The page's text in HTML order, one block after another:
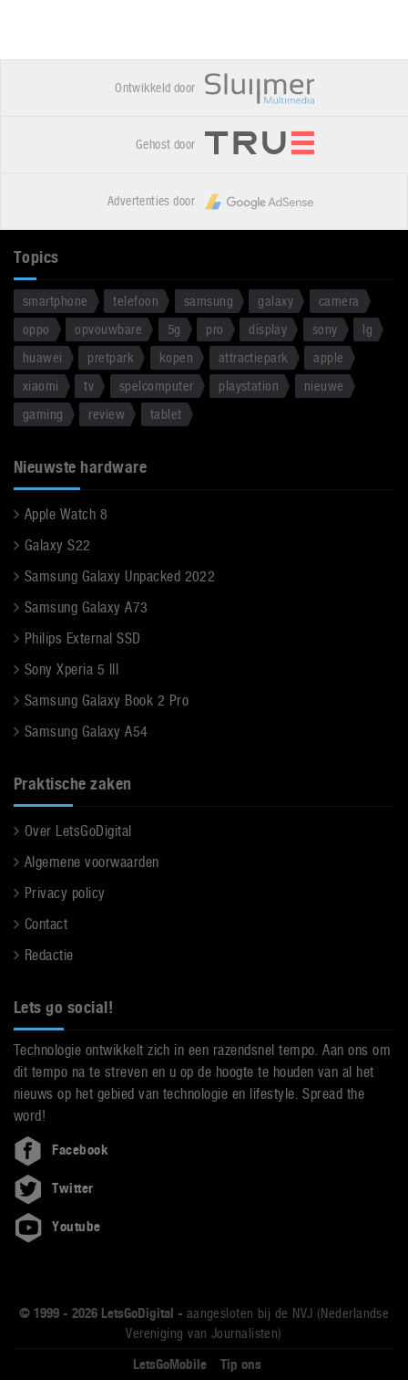
Ontwikkeld door
Gehost door
Advertenties door
Topics
smartphone telefoon samsung galaxy
camera
oppo
opvouwbare 5g pro display sony
lg
huawei
pretpark kopen attractiepark
apple
xiaomi
tv spelcomputer playstation
nieuwe
gaming
review tablet
Nieuwste hardware
Apple Watch 8
Galaxy S22
Samsung Galaxy Unpacked 2022
Samsung Galaxy A73
Philips External SSD
Sony Xperia 5 III
Samsung Galaxy Book 2 Pro
Samsung Galaxy A54
Praktische zaken
Over LetsGoDigital
Algemene voorwaarden
Privacy policy
Contact
Redactie
Lets go social!
Technologie ontwikkelt zich in een razendsnel tempo. Aan ons om
dit tempo na te streven en u op de hoogte te houden van al het
nieuws op het gebied van technologie en lifestyle. Spread the
word!
Facebook
Twitter
Youtube
© 1999 - 2026 LetsGoDigital - aangesloten bij de NVJ (Nederlandse
Vereniging van Journalisten)
LetsGoMobile Tip ons